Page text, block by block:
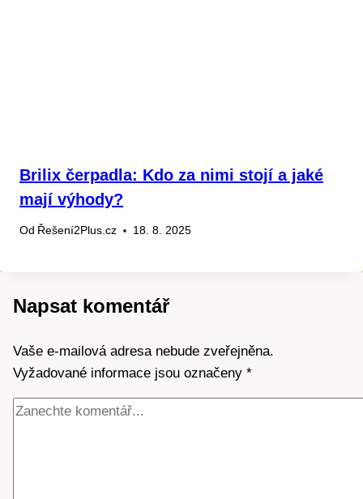
Brilix čerpadla: Kdo za nimi stojí a jaké
mají výhody?
Od Řešení2Plus.cz 18. 8. 2025
Napsat komentář
Vaše e-mailová adresa nebude zveřejněna.
Vyžadované informace jsou označeny *